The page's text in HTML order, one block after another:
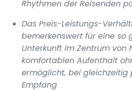
Rhythmen der Reisenden
Das Preis-Leistungs-
bemerkenswert für eine so
Unterkunft im Zentrum von
komfortablen Aufenthalt
ermöglicht, bei gleichzeitig
Empfang